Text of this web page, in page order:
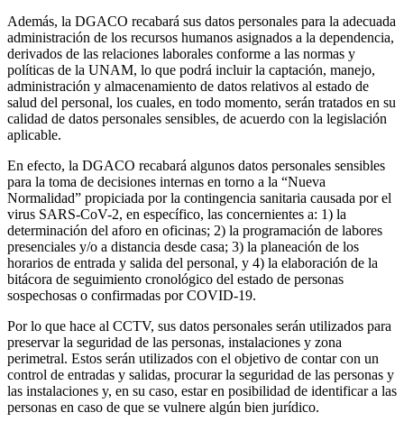
Además, la DGACO recabará sus datos personales para la adecuada
administración de los recursos humanos asignados a la dependencia,
derivados de las relaciones laborales conforme a las normas y
políticas de la UNAM, lo que podrá incluir la captación, manejo,
administración y almacenamiento de datos relativos al estado de
salud del personal, los cuales, en todo momento, serán tratados en su
calidad de datos personales sensibles, de acuerdo con la legislación
aplicable.
En efecto, la DGACO recabará algunos datos personales sensibles
para la toma de decisiones internas en torno a la “Nueva
Normalidad” propiciada por la contingencia sanitaria causada por el
virus SARS-CoV-2, en específico, las concernientes a: 1) la
determinación del aforo en oficinas; 2) la programación de labores
presenciales y/o a distancia desde casa; 3) la planeación de los
horarios de entrada y salida del personal, y 4) la elaboración de la
bitácora de seguimiento cronológico del estado de personas
sospechosas o confirmadas por COVID-19.
Por lo que hace al CCTV, sus datos personales serán utilizados para
preservar la seguridad de las personas, instalaciones y zona
perimetral. Estos serán utilizados con el objetivo de contar con un
control de entradas y salidas, procurar la seguridad de las personas y
las instalaciones y, en su caso, estar en posibilidad de identificar a las
personas en caso de que se vulnere algún bien jurídico.